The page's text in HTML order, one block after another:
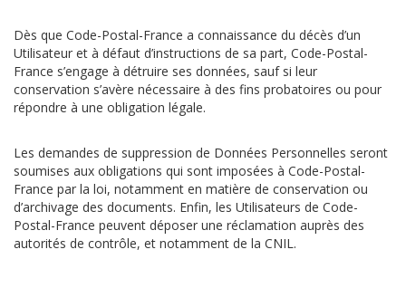
Dès que Code-Postal-France a connaissance du décès d’un
Utilisateur et à défaut d’instructions de sa part, Code-Postal-
France s’engage à détruire ses données, sauf si leur
conservation s’avère nécessaire à des fins probatoires ou pour
répondre à une obligation légale.
Les demandes de suppression de Données Personnelles seront
soumises aux obligations qui sont imposées à Code-Postal-
France par la loi, notamment en matière de conservation ou
d’archivage des documents. Enfin, les Utilisateurs de Code-
Postal-France peuvent déposer une réclamation auprès des
autorités de contrôle, et notamment de la CNIL.